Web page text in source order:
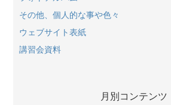
その他、個人的な事や色々
ウェブサイト表紙
講習会資料
月別コンテンツ